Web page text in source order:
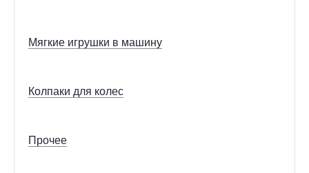
Мягкие игрушки в машину
Колпаки для колес
Прочее